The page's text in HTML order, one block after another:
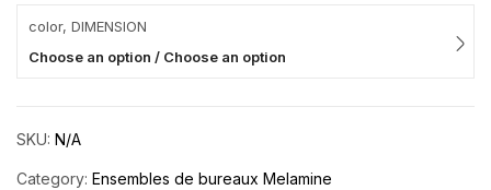
color, DIMENSION
Choose an option / Choose an option
SKU: N/A
Category: Ensembles de bureaux Melamine